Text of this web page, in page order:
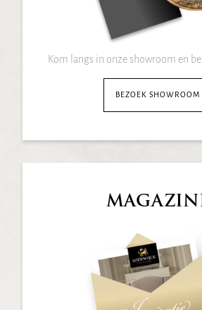
Kom langs in onze showroom en
BEZOEK SHOWROOM